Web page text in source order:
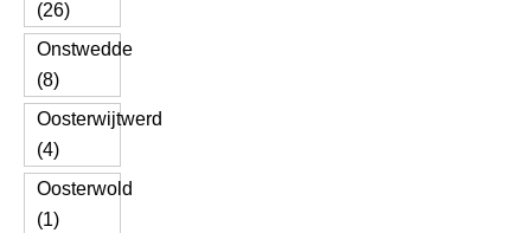
(26)
Onstwedde
(8)
Oosterwijtwerd
(4)
Oosterwold
(1)